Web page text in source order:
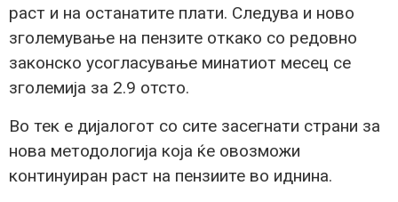
раст и на останатите плати. Следува и ново
зголемување на пензите откако со редовно
законско усогласување минатиот месец се
зголемија за 2.9 отсто.
Во тек е дијалогот со сите засегнати страни за
нова методологија која ќе овозможи
континуиран раст на пензиите во иднина.